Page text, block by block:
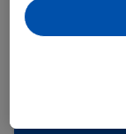
opslaan van
analyseren van
gegevens over